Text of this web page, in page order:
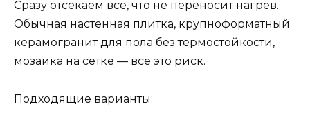
Сразу отсекаем всё, что не переносит нагрев.
Обычная настенная плитка, крупноформатный
керамогранит для пола без термостойкости,
мозаика на сетке — всё это риск.
Подходящие варианты: